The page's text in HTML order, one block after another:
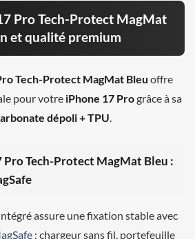
Pro Tech-Protect MagMat
et qualité premium
Tech-Protect MagMat Bleu offre
pour votre iPhone 17 Progrâce à sa
dépoli + TPU
Pro Tech-Protect MagMat Bleu :
assure une fixation stable avec
: chargeur sans fil, portefeuille